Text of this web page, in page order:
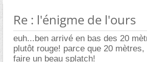
Re : l'énigme de l'ours
euh...ben arrivé en bas des 20
plutôt rouge! parce que 20
faire un beau splatch!